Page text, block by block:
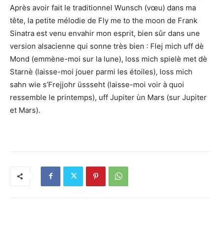
Après avoir fait le traditionnel Wunsch (vœu) dans ma
tête, la petite mélodie de Fly me to the moon de Frank
Sinatra est venu envahir mon esprit, bien sûr dans une
version alsacienne qui sonne très bien : Flej mich uff dè
Mond (emmène-moi sur la lune), loss mich spielè met dè
Starnè (laisse-moi jouer parmi les étoiles), loss mich
sahn wie s’Frejjohr üssseht (laisse-moi voir à quoi
ressemble le printemps), uff Jupiter ùn Mars (sur Jupiter
et Mars).